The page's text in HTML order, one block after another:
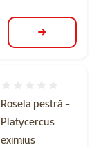
detail
Rosela pestrá -
Platycercus
eximius